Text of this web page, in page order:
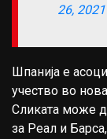
26, 2021
Шпанија е
учество во
Сликата може
за Реал и